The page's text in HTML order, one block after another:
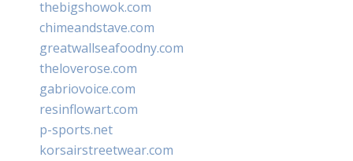
thebigshowok.com
chimeandstave.com
greatwallseafoodny.com
theloverose.com
gabriovoice.com
resinflowart.com
p-sports.net
korsairstreetwear.com